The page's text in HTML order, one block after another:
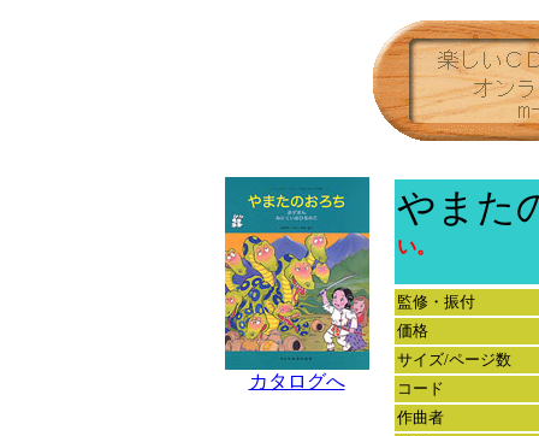
カタログへ
やまた
い。
監修・振付
価格
サイズ/ページ数
コード
作曲者